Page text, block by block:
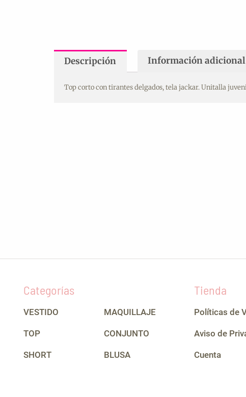
Descripción Información adicional
Top corto con tirantes delgados, tela jackar. Unitalla
Categorías
VESTIDO
TOP
SHORT
MAQUILLAJE
CONJUNTO
BLUSA
Tienda
Políticas de
Aviso de
Cuenta